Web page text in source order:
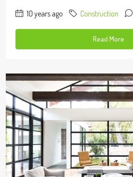
10 years ago Construction
Read More